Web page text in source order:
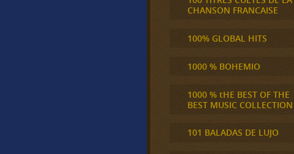
CHANSON FRANCAISE
100% GLOBAL HITS
1000 % BOHEMIO
1000 % tHE BEST OF THE
BEST MUSIC COLLECTION
101 BALADAS DE LUJO